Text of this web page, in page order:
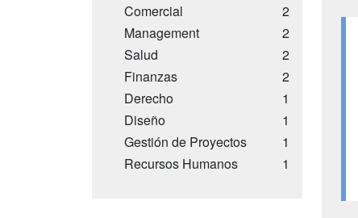
Comercial
2
Management
2
Salud
2
Finanzas
2
Derecho
1
Diseño
1
Gestión de Proyectos
1
Recursos Humanos
1